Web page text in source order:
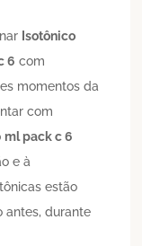
Isotônico
6 com
momentos da
com
ml pack c 6
e à
estão
antes, durante